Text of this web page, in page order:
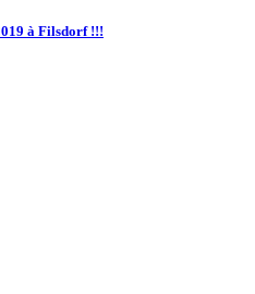
à Filsdorf !!!